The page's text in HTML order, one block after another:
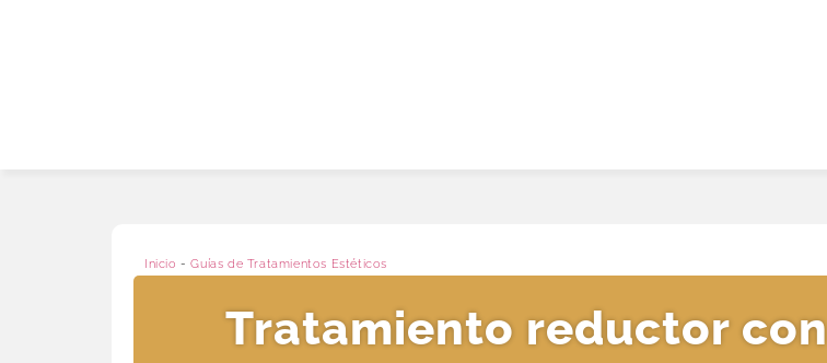
Inicio -Guías de Tratamientos Estéticos
Tratamiento reductor con